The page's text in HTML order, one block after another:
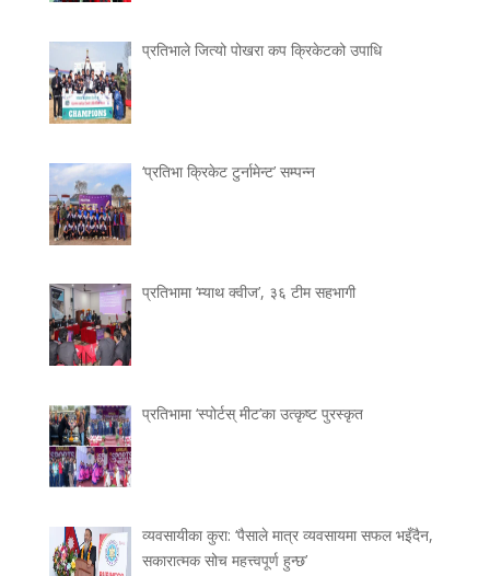
प्रतिभाले जित्यो पोखरा कप क्रिकेटको उपाधि
‘प्रतिभा क्रिकेट टुर्नामेन्ट’ सम्पन्न
प्रतिभामा ‘म्याथ क्वीज’, ३६ टीम सहभागी
प्रतिभामा ‘स्पोर्टस् मीट’का उत्कृष्ट पुरस्कृत
व्यवसायीका कुरा: ‘पैसाले मात्र व्यवसायमा सफल भइँदैन,
सकारात्मक सोच महत्त्वपूर्ण हुन्छ’